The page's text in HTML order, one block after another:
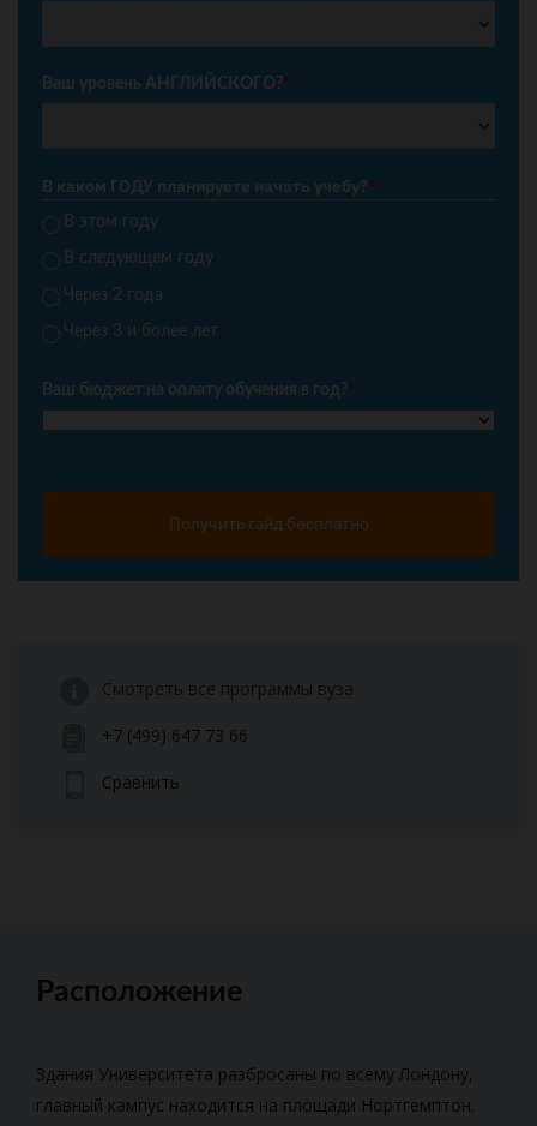
Ваш уровень АНГЛИЙСКОГО?*
В каком ГОДУ планируете начать учебу?*
В этом году
В следующем году
Через 2 года
Через 3 и более лет
Ваш бюджет на оплату обучения в год?*
Получить гайд бесплатно
Смотреть все программы вуза
+7 (499) 647 73 66
Сравнить
Расположение
Здания Университета разбросаны по всему Лондону,
главный кампус находится на площади Нортгемптон.